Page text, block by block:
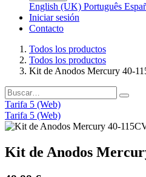
English (UK) Português
Iniciar sesión
​Contacto
Todos los productos
Todos los productos
Kit de Anodos Mercury 40-
Tarifa 5 (Web)
Tarifa 5 (Web)
Kit de Anodos